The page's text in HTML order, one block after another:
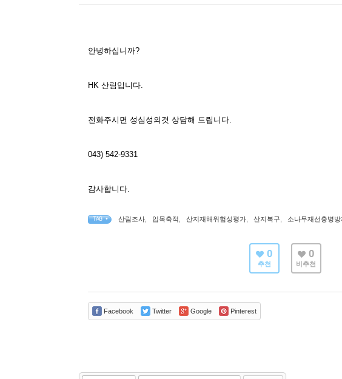
안녕하십니까?
HK 산림입니다.
전화주시면 성심성의것 상담해 드립니다.
043) 542-9331
감사합니다.
TAG • 산림조사 입목축적 산지재해위험성평가 산지복구 소나무재선충병방
0
추천
0
비추천
Facebook Twitter Google Pinterest